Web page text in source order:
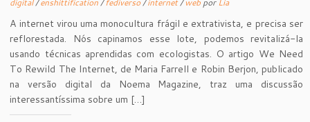
digital/enshittification/fediverso/internet/web porLia
A internet virou uma monocultura frágil e extrativista, e precisa ser
reflorestada. Nós capinamos esse lote, podemos revitalizá-la
usando técnicas aprendidas com ecologistas. O artigo We Need
To Rewild The Internet, de Maria Farrell e Robin Berjon, publicado
na versão digital da Noema Magazine, traz uma discussão
interessantíssima sobre um […]